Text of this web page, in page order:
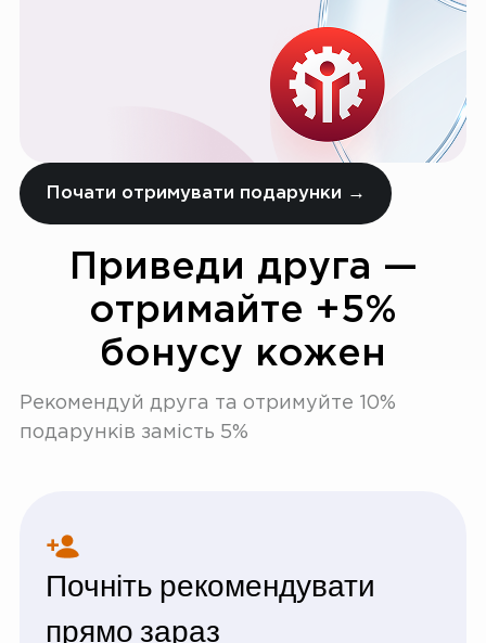
Почати отримувати подарунки →
Приведи друга —
отримайте +5%
бонусу кожен
Рекомендуй друга та отримуйте 10%
подарунків замість 5%
Почніть рекомендувати
прямо зараз